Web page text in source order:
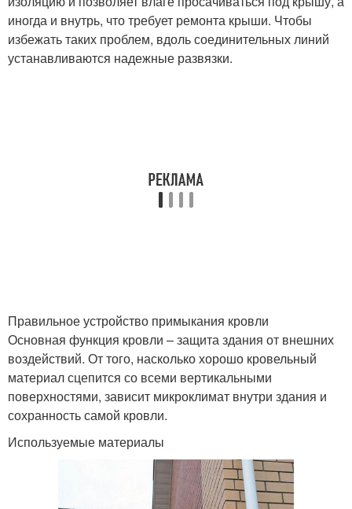
Кровли из профнастила
иногда и внутрь, что требует ремонта крыши. Чтобы
избежать таких проблем, вдоль соединительных линий
устанавливаются надежные развязки.
Правильное устройство примыкания кровли
Основная функция кровли – защита здания от внешних
воздействий. От того, насколько хорошо кровельный
материал сцепится со всеми вертикальными
поверхностями, зависит микроклимат внутри здания и
сохранность самой кровли.
Используемые материалы